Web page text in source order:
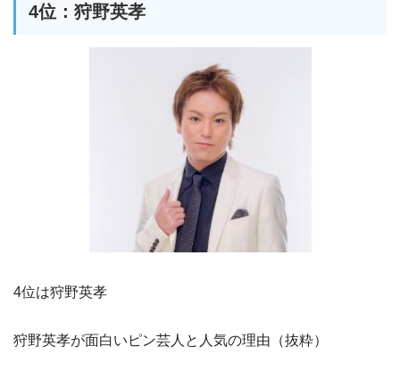
4位：狩野英孝
4位は狩野英孝
狩野英孝が面白いピン芸人と人気の理由（抜粋）